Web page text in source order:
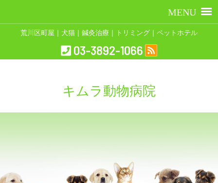
荒川区町屋｜犬猫｜鍼灸治療｜トリミング｜ペットホテル
03-3892-1066
キムラ動物病院